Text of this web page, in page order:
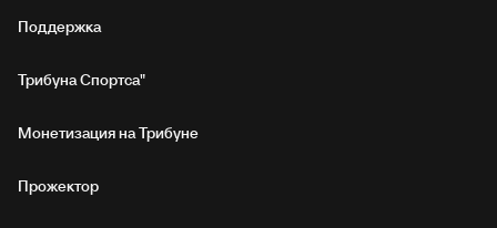
Поддержка
Трибуна Спортса"
Монетизация на Трибуне
Прожектор